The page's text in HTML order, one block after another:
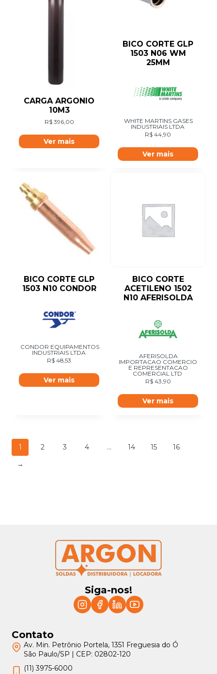
CARGA ARGONIO
10M3
R$396,00
Ver mais
BICO CORTE GLP
1503 N06 WM
25MM
WHITE MARTINS GASES
INDUSTRIAIS LTDA
R$ 44,90
Ver mais
BICO CORTE GLP
1503 N10 CONDOR
CONDOR EQUIPAMENTOS
INDUSTRIAIS LTDA
R$ 48,53
Ver mais
BICO CORTE
ACETILENO 1502
N10 AFERISOLDA
AFERISOLDA
IMPORTACAO COMERCIO
E REPRESENTACAO
COMERCIAL LTD
R$43,90
Ver mais
1 2 3 4 … 14 15
16
→
Siga-nos!
Contato
Av. Min. Petrônio Portela, 1351 Freguesia do Ó
São Paulo/SP | CEP: 02802-120
(11) 3975-6000